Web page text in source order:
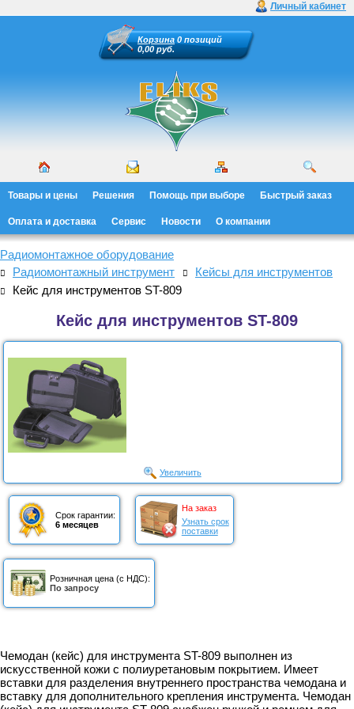
Личный кабинет
Корзина 0 позиций
0,00 руб.
Товары и цены Решения Помощь при выборе Быстрый заказ
Оплата и доставка Сервис Новости О компании
Радиомонтажное оборудование
Радиомонтажный инструмент
Кейсы для инструментов
Кейс для инструментов ST-809
Кейс для инструментов ST-809
Увеличить
Срок гарантии:
6 месяцев
На заказ
Узнать срок
поставки
Розничная цена (с НДС):
По запросу
Чемодан (кейс) для инструмента ST-809 выполнен из
искусственной кожи с полиуретановым покрытием. Имеет
вставки для разделения внутреннего пространства чемодана и
вставку для дополнительного крепления инструмента. Чемодан